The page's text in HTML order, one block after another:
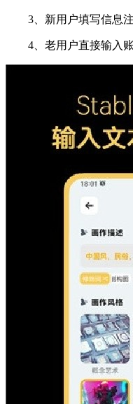
3、新用户填写信息注
4、老用户直接输入账